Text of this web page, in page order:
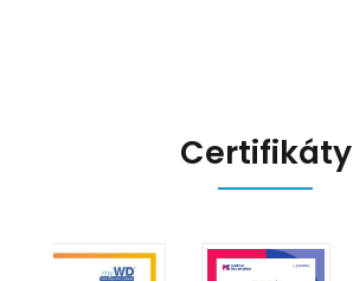
Certifikáty